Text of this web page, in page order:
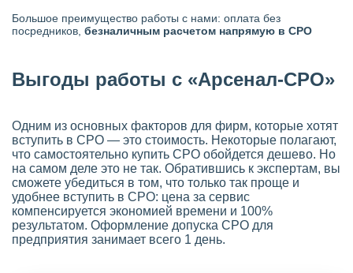
Большое преимущество работы с нами: оплата без
посредников, безналичным расчетом напрямую в СРО
Выгоды работы с «Арсенал-СРО»
Одним из основных факторов для фирм, которые хотят
вступить в СРО — это стоимость. Некоторые полагают,
что самостоятельно купить СРО обойдется дешево. Но
на самом деле это не так. Обратившись к экспертам, вы
сможете убедиться в том, что только так проще и
удобнее вступить в СРО: цена за сервис
компенсируется экономией времени и 100%
результатом. Оформление допуска СРО для
предприятия занимает всего 1 день.